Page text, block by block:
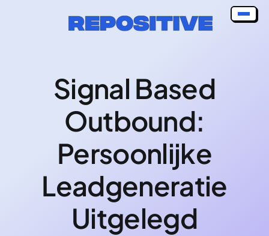
Signal Based
Outbound:
Persoonlijke
Leadgeneratie
Uitgelegd